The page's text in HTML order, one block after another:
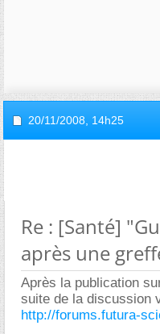
20/11/2008, 14h25
Re : [Santé]
après une
Après la publication
suite de la discussion
http://forums.futura-